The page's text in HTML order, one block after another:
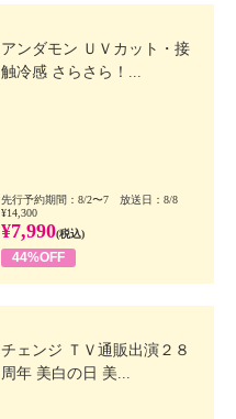
アンダモン ＵＶカット・接
触冷感 さらさら！...
先行予約期間：8/2〜7 放送日：8/8
¥14,300
¥7,990(税込)
44%OFF
チェンジ ＴＶ通販出演２８
周年 美白の日 美...